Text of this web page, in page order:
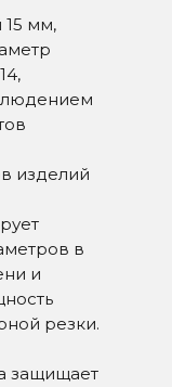
мм,
изделий
в
и
резки.
защищает